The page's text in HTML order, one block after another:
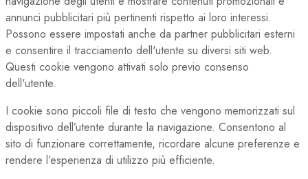
annunci pubblicitari più pertinenti rispetto ai loro interessi.
Possono essere impostati anche da partner pubblicitari esterni
e consentire il tracciamento dell'utente su diversi siti web.
Questi cookie vengono attivati solo previo consenso
dell'utente.
I cookie sono piccoli file di testo che vengono memorizzati sul
dispositivo dell’utente durante la navigazione. Consentono al
sito di funzionare correttamente, ricordare alcune preferenze e
rendere l’esperienza di utilizzo più efficiente.